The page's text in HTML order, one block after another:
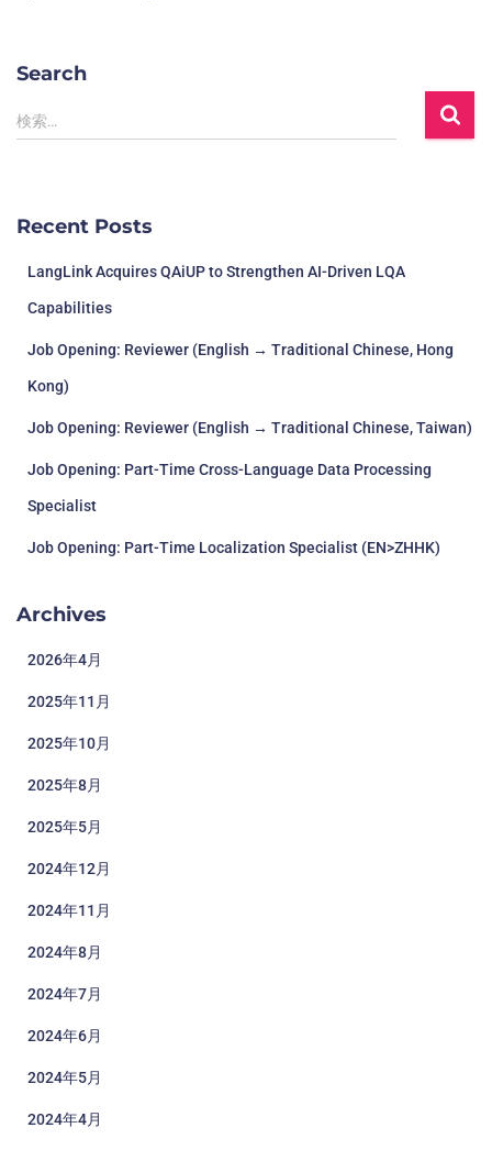
Search
検索…
Recent Posts
LangLink Acquires QAiUP to Strengthen AI-Driven LQA
Capabilities
Job Opening: Reviewer (English → Traditional Chinese, Hong
Kong)
Job Opening: Reviewer (English → Traditional Chinese, Taiwan)
Job Opening: Part-Time Cross-Language Data Processing
Specialist
Job Opening: Part-Time Localization Specialist (EN>ZHHK)
Archives
2026年4月
2025年11月
2025年10月
2025年8月
2025年5月
2024年12月
2024年11月
2024年8月
2024年7月
2024年6月
2024年5月
2024年4月